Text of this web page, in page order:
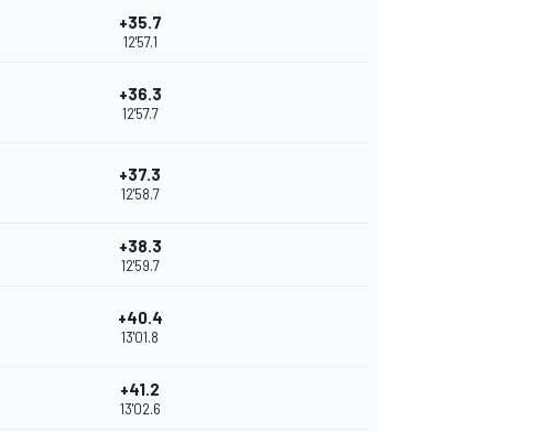
+35.7
12'57.1
+36.3
12'57.7
+37.3
12'58.7
+38.3
12'59.7
+40.4
13'01.8
+41.2
13'02.6